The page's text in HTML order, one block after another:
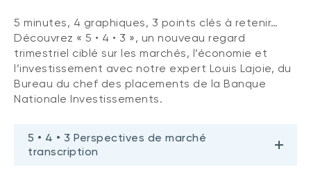
5 minutes, 4 graphiques, 3 points clés à retenir…
Découvrez « 5 • 4 • 3 », un nouveau regard
trimestriel ciblé sur les marchés, l’économie et
l’investissement avec notre expert Louis Lajoie, du
Bureau du chef des placements de la Banque
Nationale Investissements.
5 • 4 • 3 Perspectives de marché
transcription